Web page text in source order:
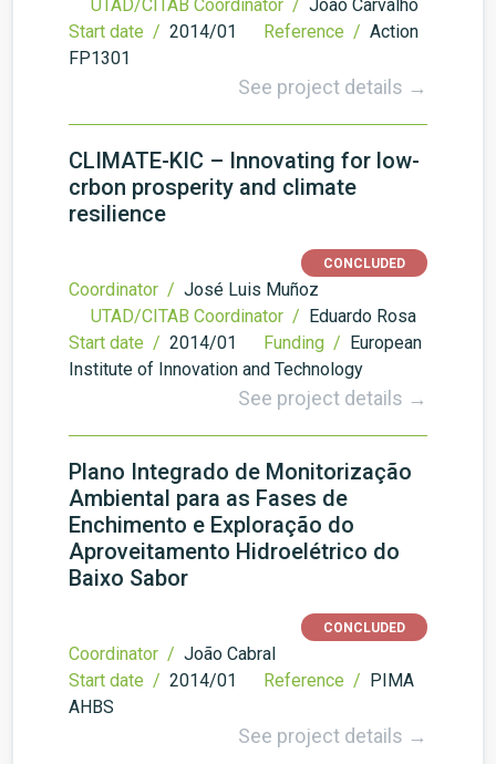
UTAD/CITAB Coordinator / João Carvalho
Start date / 2014/01 Reference / Action
FP1301
See project details →
CLIMATE-KIC – Innovating for low-
crbon prosperity and climate
resilience
CONCLUDED
Coordinator / José Luis Muñoz
UTAD/CITAB Coordinator / Eduardo Rosa
Start date / 2014/01 Funding / European
Institute of Innovation and Technology
See project details →
Plano Integrado de Monitorização
Ambiental para as Fases de
Enchimento e Exploração do
Aproveitamento Hidroelétrico do
Baixo Sabor
CONCLUDED
Coordinator / João Cabral
Start date / 2014/01 Reference / PIMA
AHBS
See project details →